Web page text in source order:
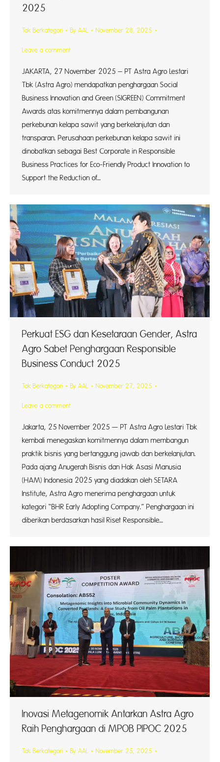
2025
Tak Berkategori By AAL November 28, 2025
Leave a comment
JAKARTA, 27 November 2025 – PT Astra Agro Lestari
Tbk (Astra Agro) mendapatkan penghargaan Social
Business Innovation and Green (SIGREEN) Commitment
Awards atas komitmennya dalam pembangunan
perkebunan kelapa sawit yang berkelanjutan dan
transparan. Perusahaan perkebunan kelapa sawit ini
dinobatkan sebagai Best Corporate in Responsible
Business Practices for Eco-Friendly Product Innovation to
Support the Reduction of…
Perkuat ESG dan Kesetaraan Gender, Astra
Agro Sabet Penghargaan Responsible
Business Conduct 2025
Tak Berkategori By AAL November 27, 2025
Leave a comment
Jakarta, 25 November 2025 — PT Astra Agro Lestari Tbk
kembali menegaskan komitmennya dalam membangun
praktik bisnis yang bertanggung jawab dan berkelanjutan.
Pada ajang Anugerah Bisnis dan Hak Asasi Manusia
(HAM) Indonesia 2025 yang diadakan oleh SETARA
Institute, Astra Agro menerima penghargaan untuk
kategori “BHR Early Adopting Company.” Penghargaan ini
diberikan berdasarkan hasil Riset Responsible…
Inovasi Metagenomik Antarkan Astra Agro
Raih Penghargaan di MPOB PIPOC 2025
Tak Berkategori By AAL November 25, 2025